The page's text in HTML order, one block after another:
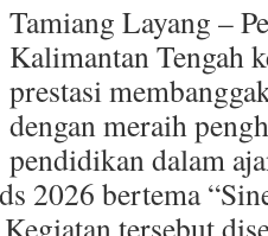
Tamiang Layang –
Kalimantan Tengah
prestasi
dengan meraih
pendidikan dalam
2026 bertema
tersebut